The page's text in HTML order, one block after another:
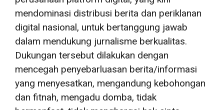
mendominasi distribusi berita dan periklanan
digital nasional, untuk bertanggung jawab
dalam mendukung jurnalisme berkualitas.
Dukungan tersebut dilakukan dengan
mencegah penyebarluasan berita/informasi
yang menyesatkan, mengandung kebohongan
dan fitnah, mengadu domba, tidak